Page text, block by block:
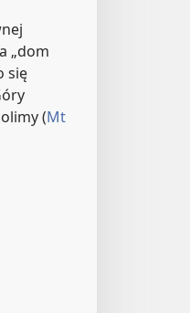
„dom
się
(Mt